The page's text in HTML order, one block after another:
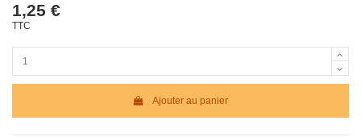
1,25 €
TTC
Ajouter au panier